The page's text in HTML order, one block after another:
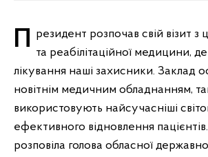
Президент розпочав свій візит з центру фізичної та реабілітаційної медицини,
лікування наші захисники. Заклад
новітнім медичним обладнанням,
використовують найсучасніші
ефективного відновлення
розповіла голова обласної